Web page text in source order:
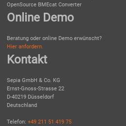
OpenSource BMEcat Converter
Online Demo
Beratung oder online Demo erwünscht?
Hier anfordern.
Kontakt
Sepia GmbH & Co. KG
Ernst-Gnoss-Strasse 22
D-40219 Düsseldorf
Deutschland
Telefon: +49 211 51 419 75